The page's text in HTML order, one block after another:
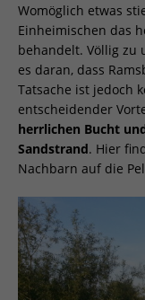
Womöglich etwas
Einheimischen das
behandelt. Völlig zu
es daran, dass
Tatsache ist jedoch
entscheidender
herrlichen Bucht
Sandstrand. Hier
Nachbarn auf die